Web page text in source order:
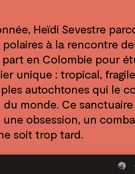
Heïdi Sevestre
à la rencontre
part en Colombie pour
unique : tropical,
autochtones qui le
monde. Ce
obsession, un
soit trop tard.